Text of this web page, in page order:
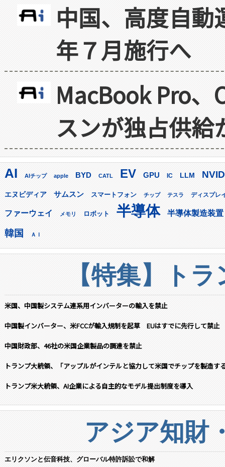
中国、高度自
年７月施行へ
MacBook Pro
スンが独占供給
AI AIチップ apple BYD CATL EV GPU IC LLM
エヌビディア サムスン スマートフォン チップ テスラ ディスプレ
ファーウェイ メモリ ロボット 半導体 半導体製造装置
韓国 ＡＩ
【特集】ト
米国、中国製システム連系用インバーターの輸入を禁止
中国製インバーター、米FCCが輸入規制を起草 EUはすでに先行して禁止
中国財政部、46社の米国企業製品の調達を禁止
トランプ大統領、「アップルがインテルと協力して米国でチップを製造す
トランプ米大統領、AI企業による自主的なモデル提出制度を導入
アジア知財
エリクソンと伝音科技、グローバル特許訴訟で和解